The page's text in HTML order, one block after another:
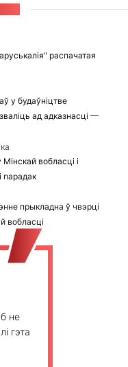
распачатая
у будаўніцтве
ад адказнасці —
вобласці і
парадак
прыкладна ў чвэрці
вобласці
не
гэта